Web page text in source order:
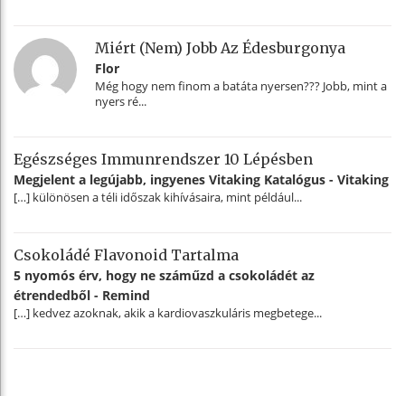
Miért (nem) Jobb Az Édesburgonya
Flor
Még hogy nem finom a batáta nyersen??? Jobb, mint a
nyers ré...
Egészséges Immunrendszer 10 Lépésben
Megjelent a legújabb, ingyenes Vitaking Katalógus - Vitaking
[…] különösen a téli időszak kihívásaira, mint például...
Csokoládé Flavonoid Tartalma
5 nyomós érv, hogy ne száműzd a csokoládét az
étrendedből - Remind
[…] kedvez azoknak, akik a kardiovaszkuláris megbetege...